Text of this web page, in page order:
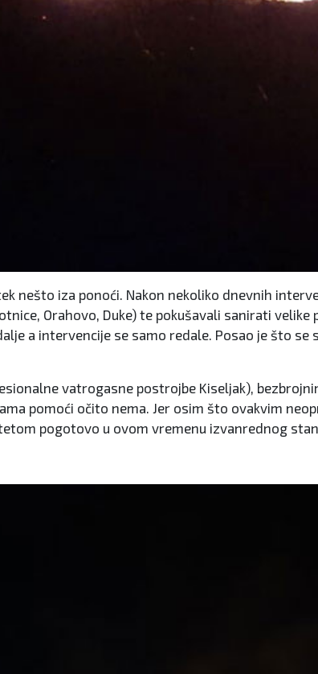
nešto iza ponoći. Nakon nekoliko dnevnih
Orahovo, Duke) te pokušavali sanirati
a intervencije se samo redale. Posao je što
vatrogasne postrojbe Kiseljak),
pomoći očito nema. Jer osim što ovakvim
pogotovo u ovom vremenu izvanrednog